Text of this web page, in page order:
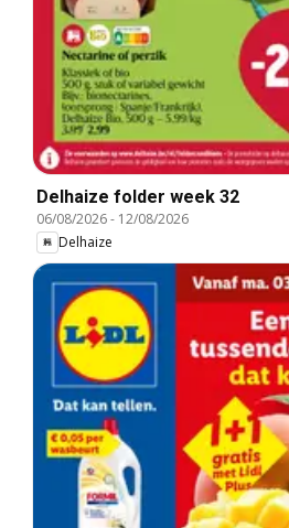
Delhaize folder week 32
06/08/2026- 12/08/2026
Delhaize